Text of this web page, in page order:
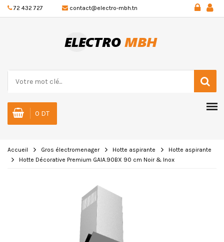
72 432 727 contact@electro-mbh.tn
0 DT
Accueil Gros électromenager Hotte aspirante
Hotte aspirante
Hotte Décorative Premium GAIA.90BX 90 cm Noir & Inox